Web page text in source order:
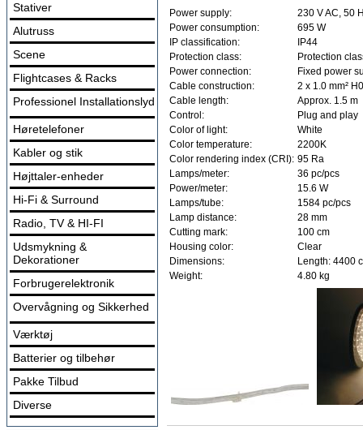
Stativer
Alutruss
Scene
Flightcases & Racks
Professionel Installationslyd
Høretelefoner
Kabler og stik
Højttaler-enheder
Hi-Fi & Surround
Radio, TV & HI-FI
Udsmykning &
Dekorationer
Forbrugerelektronik
Overvågning og Sikkerhed
Værktøj
Batterier og tilbehør
Pakke Tilbud
Diverse
Power supply:
230 V AC, 50
Power consumption:
695 W
IP classification:
IP44
Protection class:
Protection
Power connection:
Fixed power
Cable construction:
2 x 1.0 mm²
Cable length:
Approx. 1.5 m
Control:
Plug and play
Color of light:
White
Color temperature:
2200K
Color rendering index (CRI): 95 Ra
Lamps/meter:
36 pc/pcs
Power/meter:
15.6 W
Lamps/tube:
1584 pc/pcs
Lamp distance:
28 mm
Cutting mark:
100 cm
Housing color:
Clear
Dimensions:
Length: 4400
Weight:
4.80 kg